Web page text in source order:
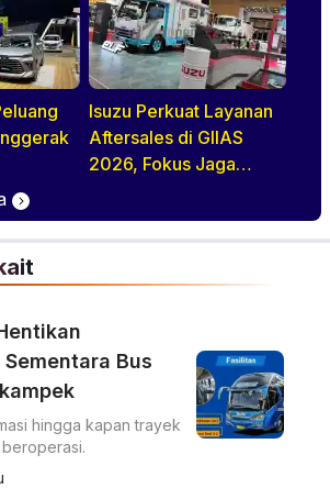
Kenyamanan, dan
Teknologi Elektrifikasi
dalam Satu Paket
Isuzu Perkuat Layanan
Aftersales di GIIAS
2026, Fokus Jaga
Bus
hingga kapan trayek